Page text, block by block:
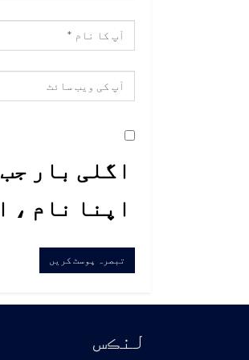
اگلی بار
اپنا نام ،
لنڪس